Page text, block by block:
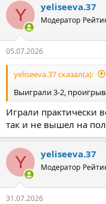
Y yeliseeva.37
Модератор
05.07.2026
yeliseeva.37 сказал(а):
Выиграли 3-2,
Играли практически
так и не вышел на
Y yeliseeva.37
Модератор
31.07.2026